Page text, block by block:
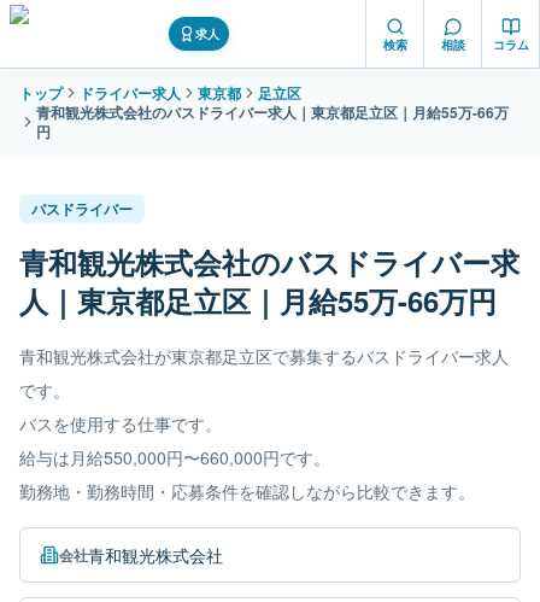
求人
検索 相談 コラム
トップ ドライバー求人 東京都
足立区
青和観光株式会社のバスドライバー求人｜東京都足立区｜月給55万-66万
円
バスドライバー
青和観光株式会社のバスドライバー求
人｜東京都足立区｜月給55万-66万円
青和観光株式会社が東京都足立区で募集するバスドライバー求人
です。
バスを使用する仕事です。
給与は月給550,000円〜660,000円です。
勤務地・勤務時間・応募条件を確認しながら比較できます。
会社青和観光株式会社